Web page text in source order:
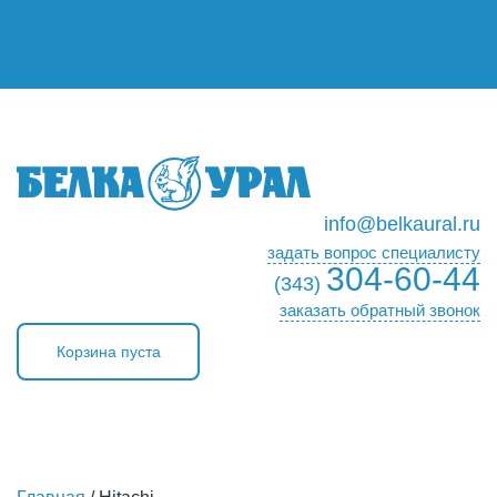
info@belkaural.ru
задать вопрос специалисту
(343) 304-60-44
заказать обратный звонок
Корзина пуста